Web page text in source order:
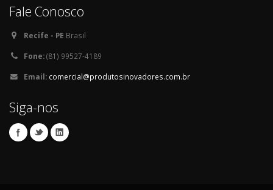
Fale Conosco
Recife - PE Brasil
Fone:(81) 99527-4189
Email: comercial@produtosinovadores.com.br
Siga-nos